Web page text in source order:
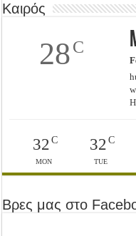
Καιρός
28C
32C
MON
32C
TUE
Βρες μας στο